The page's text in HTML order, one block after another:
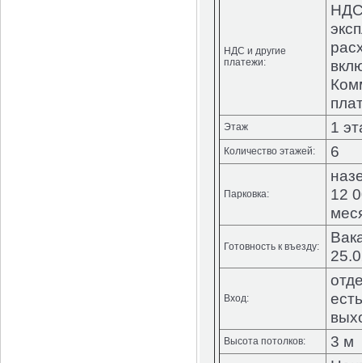
НДС и другие
платежи:
Этаж 1
Количество этажей: 6
Парковка:
12
Готовность к въезду:
Вход:
Высота потолков: 3 м